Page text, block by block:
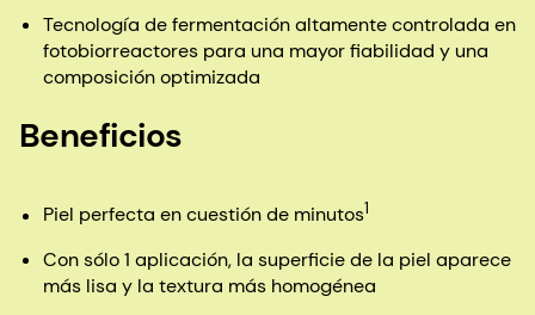
Tecnología de fermentación altamente controlada en
fotobiorreactores para una mayor fiabilidad y una
composición optimizada
Beneficios
Piel perfecta en cuestión de minutos1
Con sólo 1 aplicación, la superficie de la piel aparece
más lisa y la textura más homogénea